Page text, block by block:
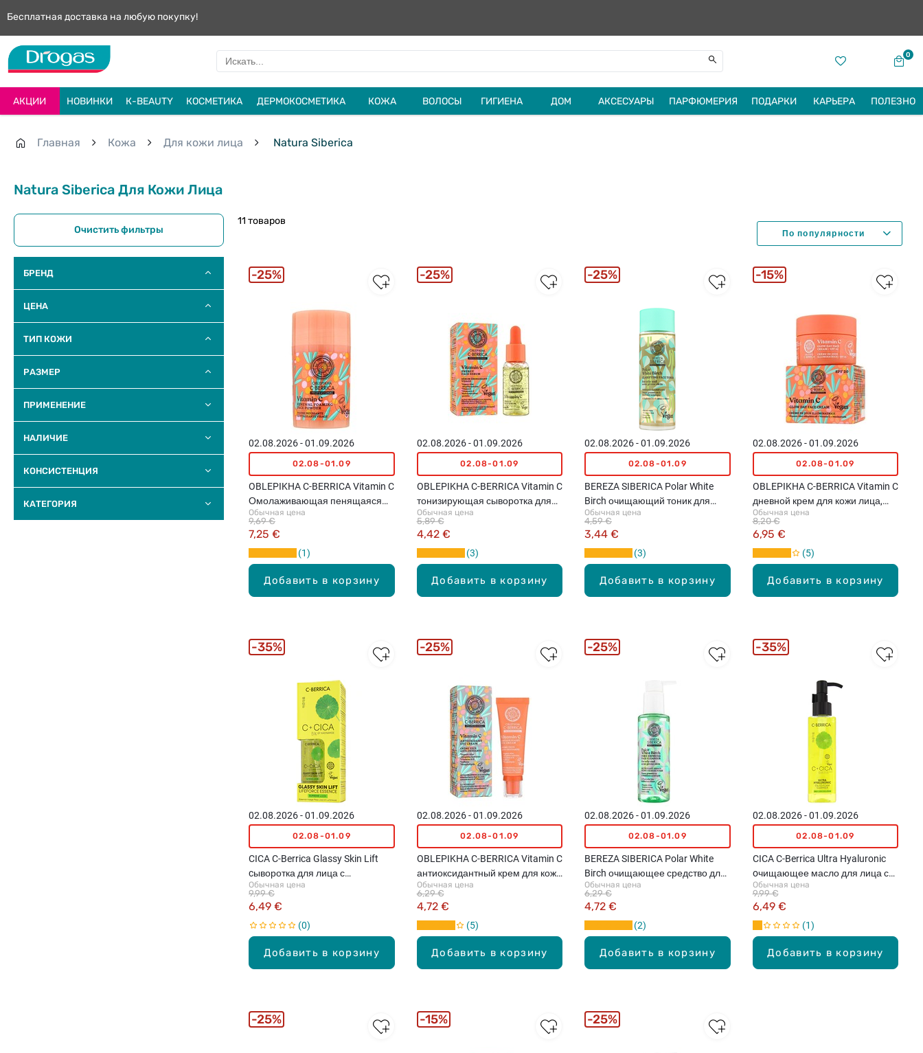
Бесплатная доставка на любую покупку!
0
АКЦИИ НОВИНКИ К-BEAUTY КОСМЕТИКА ДЕРМОКОСМЕТИКА КОЖА ВОЛОСЫ ГИГИЕНА ДОМ АКСЕСУАРЫ ПАРФЮМЕРИЯ ПОДАРКИ КАРЬЕРА ПОЛЕЗНО
Главная Кожа Для кожи лица Natura Siberica
Natura Siberica Для Кожи Лица
Очистить фильтры
БРЕНД
ЦЕНА
ТИП КОЖИ
РАЗМЕР
ПРИМЕНЕНИЕ
НАЛИЧИЕ
КОНСИСТЕНЦИЯ
КАТЕГОРИЯ
11 товаров
Добавить в корзину
02.08.2026 - 01.09.2026
02.08-01.09
OBLEPIKHA C-BERRICA Vitamin C
Омолаживающая пенящаяся
пудра для лица, 35г
Обычная цена
7,25 €
9,69 €
1
25%
Добавить в корзину
02.08.2026 - 01.09.2026
02.08-01.09
OBLEPIKHA C-BERRICA Vitamin C
тонизирующая сыворотка для
кожи лица, 30мл
Обычная цена
4,42 €
5,89 €
3
25%
Добавить в корзину
02.08.2026 - 01.09.2026
02.08-01.09
BEREZA SIBERICA Polar White
Birch очищающий тоник для
лица, 200мл
Обычная цена
3,44 €
4,59 €
3
25%
Добавить в корзину
02.08.2026 - 01.09.2026
02.08-01.09
OBLEPIKHA C-BERRICA Vitamin C
дневной крем для кожи лица,
50мл
Обычная цена
6,95 €
8,20 €
5
15%
Добавить в корзину
02.08.2026 - 01.09.2026
02.08-01.09
CICA C-Berrica Glassy Skin Lift
cыворотка для лица с
ниацинамидом 5%, 50мл
Обычная цена
6,49 €
9,99 €
0
35%
Добавить в корзину
02.08.2026 - 01.09.2026
02.08-01.09
OBLEPIKHA C-BERRICA Vitamin C
антиоксидантный крем для кожи
вокруг глаз, 30мл
Обычная цена
4,72 €
6,29 €
5
25%
Добавить в корзину
02.08.2026 - 01.09.2026
02.08-01.09
BEREZA SIBERICA Polar White
Birch очищающее средство для
лица, 145мл
Обычная цена
4,72 €
6,29 €
2
25%
Добавить в корзину
02.08.2026 - 01.09.2026
02.08-01.09
CICA C-Berrica Ultra Hyaluronic
oчищающее масло для лица с
гиалуроновой кислотой, 150мл
Обычная цена
6,49 €
9,99 €
1
35%
25% 15% 25%